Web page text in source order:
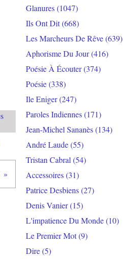
Glanures(1047)
Ils Ont Dit(668)
Les Marcheurs De Rêve(639)
Aphorisme Du Jour(416)
Poésie À Écouter(374)
Poésie(338)
Ile Eniger(247)
Paroles Indiennes(171)
Jean-Michel Sananès(134)
André Laude(55)
Tristan Cabral (54)
Accessoires(31)
Patrice Desbiens(27)
Denis Vanier(15)
L'impatience Du Monde(10)
Le Premier Mot(9)
Dire(5)